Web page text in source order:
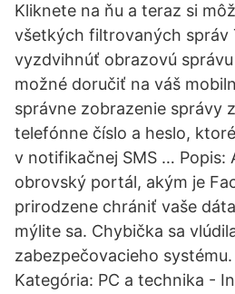
Kliknete na ňu a teraz si
všetkých filtrovaných správ
vyzdvihnúť obrazovú
možné doručiť na váš
správne zobrazenie správy
telefónne číslo a heslo,
v notifikačnej SMS … Popis:
obrovský portál, akým je
prirodzene chrániť vaše
mýlite sa. Chybička sa
zabezpečovacieho
Kategória: PC a technika -